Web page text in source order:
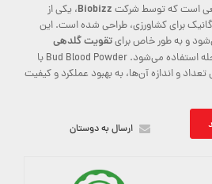
است که توسط شرکت Biobizz، یکی از
برای کشاورزی، طراحی شده است. این
و به طور خاص برایتقویت گلدهی
در مراحل اولیه این مرحله استفاده می‌شود. Bud Blood Powder با
و اندازه آن‌ها، به بهبود عملکرد و کیفیت
ارسال به دوستان